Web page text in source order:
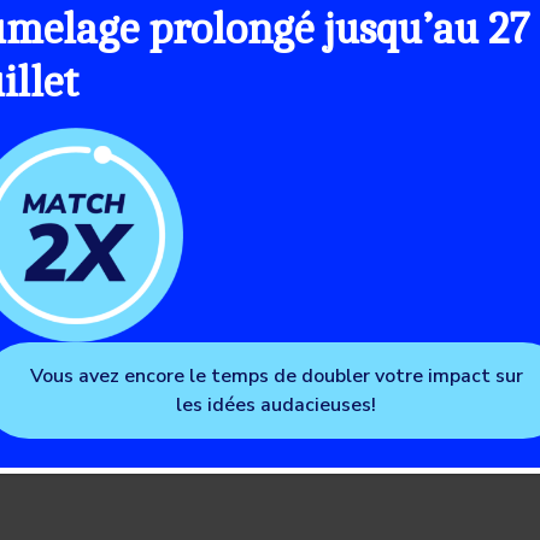
prolongé jusqu’au 27
Vous avez encore le temps de doubler votre impact sur
les idées audacieuses!